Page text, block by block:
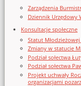
Zarządzenia
Dziennik Urzędowy
Konsultacje społeczne
Statut
Zmiany w statucie
Podział sołectwa
Podział sołectwa
Projekt uchwały
organizacjami